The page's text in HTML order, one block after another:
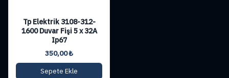
Tp Elektrik 3108-312-
1600 Duvar Fişi 5 x 32A
Ip67
350,00₺
Sepete Ekle